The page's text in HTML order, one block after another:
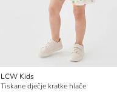
LCW Kids
Tiskane dječje kratke hlače